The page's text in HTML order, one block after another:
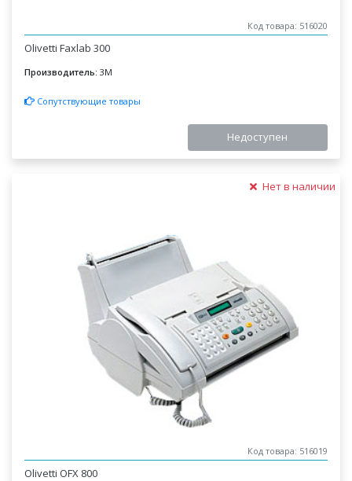
Код товара: 516020
Olivetti Faxlab 300
Производитель: 3M
Сопутствующие товары
Недоступен
Нет в наличии
Код товара: 516019
Olivetti OFX 800